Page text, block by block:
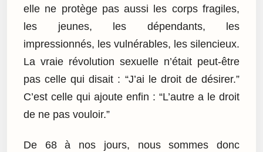
elle ne protège pas aussi les corps fragiles,
les jeunes, les dépendants, les
impressionnés, les vulnérables, les silencieux.
La vraie révolution sexuelle n’était peut-être
pas celle qui disait : “J’ai le droit de désirer.”
C’est celle qui ajoute enfin : “L’autre a le droit
de ne pas vouloir.”
De 68 à nos jours, nous sommes donc